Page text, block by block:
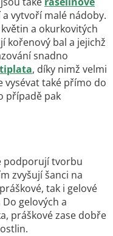
vytvoří malé nádoby.
a okurkovitých
kořenový bal a jejichž
snadno
, díky nimž velmi
vysévat také přímo do
případě pak
podporují tvorbu
zvyšují šanci na
tak i gelové
gelových a
práškové zase dobře